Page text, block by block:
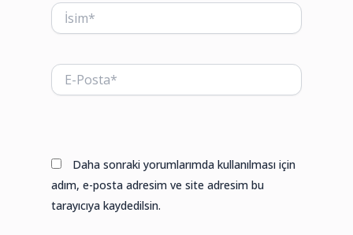
İsim*
E-
Posta*
Daha sonraki yorumlarımda kullanılması için
adım, e-posta adresim ve site adresim bu
tarayıcıya kaydedilsin.